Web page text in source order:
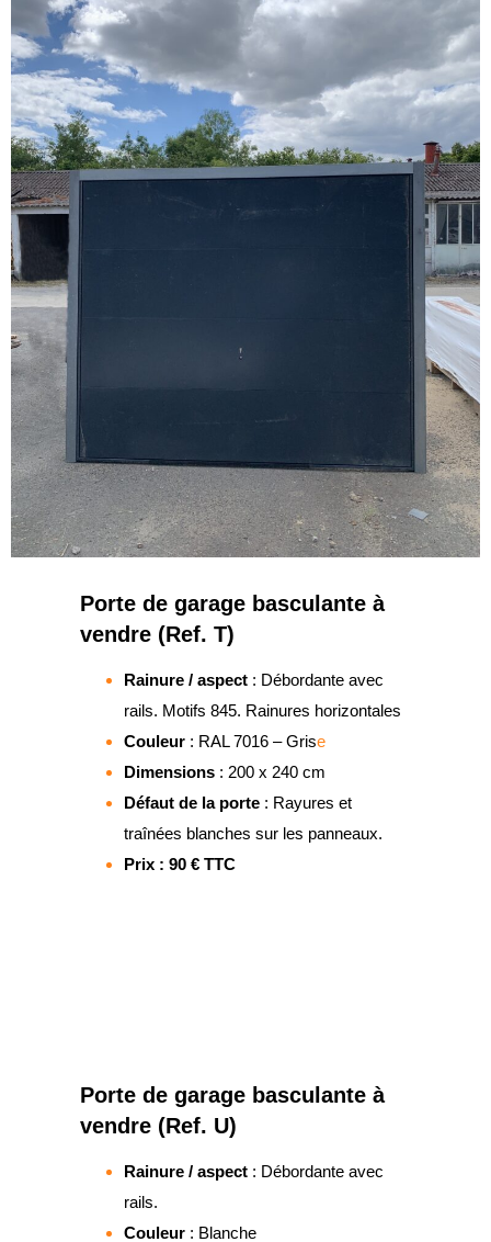
Porte de garage basculante à
vendre (Ref. T)
Rainure / aspect: Débordante avec
rails. Motifs 845. Rainures horizontales
Couleur: RAL 7016 – Grise
Dimensions: 200 x 240 cm
Défaut de la porte: Rayures et
traînées blanches sur les panneaux.
Prix : 90 € TTC
Porte de garage basculante à
vendre (Ref. U)
Rainure / aspect: Débordante avec
rails.
Couleur: Blanche